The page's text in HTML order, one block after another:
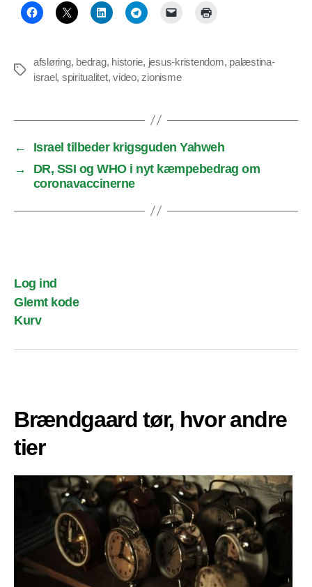
Tags
afsløring, bedrag, historie, jesus-kristendom, palæstina-
israel, spiritualitet,video, zionisme
←
Israel tilbeder krigsguden Yahweh
→
DR, SSI og WHO i nyt kæmpebedrag om
coronavaccinerne
Log ind
Glemt kode
Kurv
Brændgaard tør, hvor andre
tier